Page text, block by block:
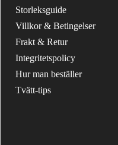
Storleksguide
Villkor & Betingelser
Frakt & Retur
Integritetspolicy
Hur man beställer
Tvätt-tips